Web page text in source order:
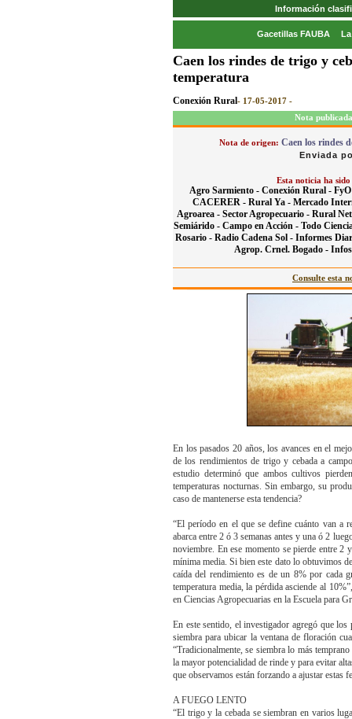
Información
Gacetillas FAUBA
Caen los rindes de trigo y
temperatura
Conexión Rural- 17-05-2017 -
Nota
Nota de origen: Caen los rindes
Enviada
Esta noticia ha
Agro Sarmiento - Conexión Rural -
CACERER - Rural Ya - Mercado
Agroarea - Sector Agropecuario - Rural
Semiárido - Campo en Acción - Todo
Rosario - Radio Cadena Sol - Informes
Agrop. Crnel. Bogado -
Consulte esta
En los pasados 20 años, los avances en el
de los rendimientos de trigo y cebada a
estudio determinó que ambos cultivos
temperaturas nocturnas. Sin embargo, su
caso de mantenerse esta tendencia?
“El período en el que se define cuánto van a
abarca entre 2 ó 3 semanas antes y una ó 2
noviembre. En ese momento se pierde entre 2
mínima media. Si bien este dato lo obtuvimos
caída del rendimiento es de un 8% por cada
temperatura media, la pérdida asciende al
en Ciencias Agropecuarias en la Escuela para
En este sentido, el investigador agregó que
siembra para ubicar la ventana de floración
“Tradicionalmente, se siembra lo más
la mayor potencialidad de rinde y para evitar
que observamos están forzando a ajustar estas
A FUEGO LENTO
“El trigo y la cebada se siembran en varios